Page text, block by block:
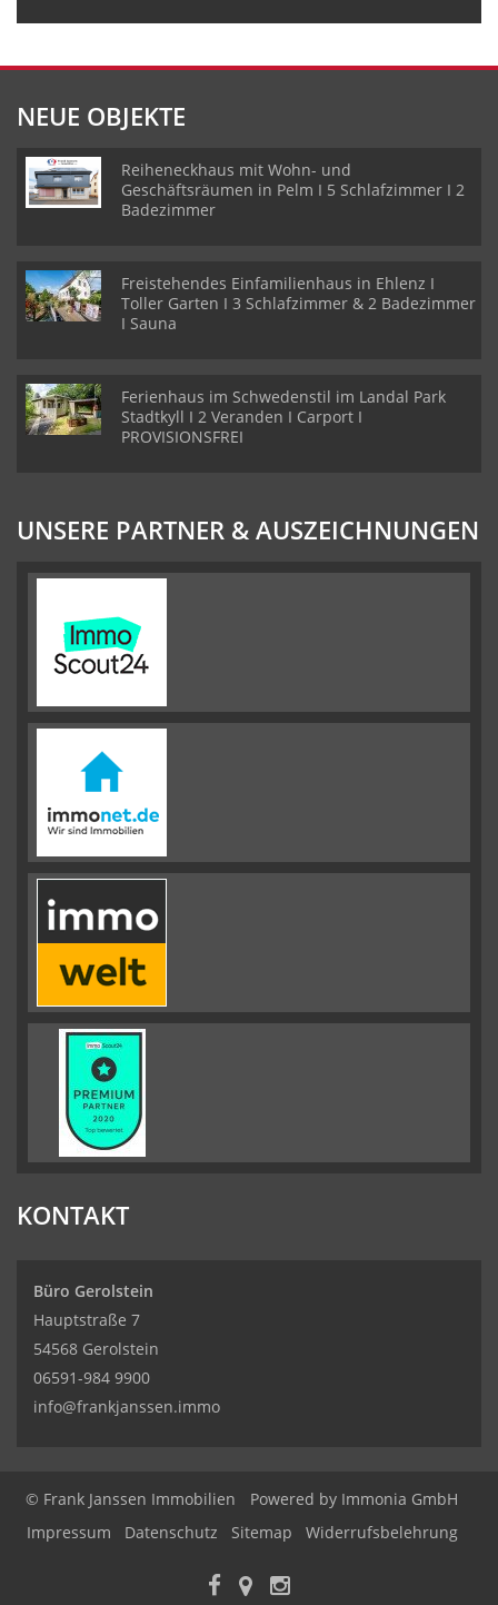
NEUE OBJEKTE
Reiheneckhaus mit Wohn- und
Geschäftsräumen in Pelm I 5 Schlafzimmer I 2
Badezimmer
Freistehendes Einfamilienhaus in Ehlenz I
Toller Garten I 3 Schlafzimmer & 2 Badezimmer
I Sauna
Ferienhaus im Schwedenstil im Landal Park
Stadtkyll I 2 Veranden I Carport I
PROVISIONSFREI
UNSERE PARTNER & AUSZEICHNUNGEN
KONTAKT
Büro Gerolstein
Hauptstraße 7
54568 Gerolstein
06591-984 9900
info@frankjanssen.immo
© Frank Janssen Immobilien
Powered by Immonia GmbH
Impressum
Datenschutz Sitemap Widerrufsbelehrung